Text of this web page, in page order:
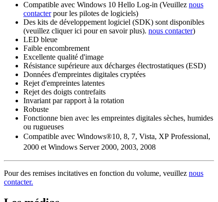
Compatible avec Windows 10 Hello Log-in (Veuillez nous
contacterpour les pilotes de logiciels)
Des kits de développement logiciel (SDK) sont disponibles
(veuillez cliquer ici pour en savoir plus). nous contacter)
LED bleue
Faible encombrement
Excellente qualité d'image
Résistance supérieure aux décharges électrostatiques (ESD)
Données d'empreintes digitales cryptées
Rejet d'empreintes latentes
Rejet des doigts contrefaits
Invariant par rapport à la rotation
Robuste
Fonctionne bien avec les empreintes digitales sèches, humides
ou rugueuses
Compatible avec Windows®10, 8, 7, Vista, XP Professional,
2000 et Windows Server 2000, 2003, 2008
Pour des remises incitatives en fonction du volume, veuillez nous
contacter.